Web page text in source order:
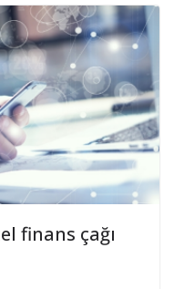
finans çağı